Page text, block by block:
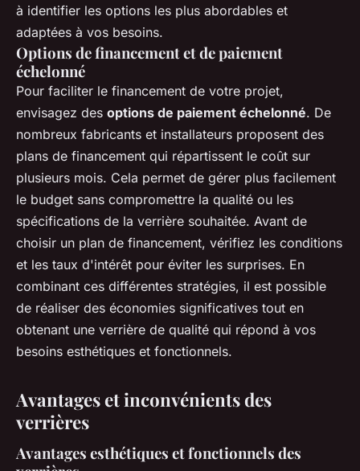
à identifier les options les plus abordables et
adaptées à vos besoins.
Options de financement et de paiement
échelonné
Pour faciliter le financement de votre projet,
envisagez des options de paiement échelonné. De
nombreux fabricants et installateurs proposent des
plans de financement qui répartissent le coût sur
plusieurs mois. Cela permet de gérer plus facilement
le budget sans compromettre la qualité ou les
spécifications de la verrière souhaitée. Avant de
choisir un plan de financement, vérifiez les conditions
et les taux d'intérêt pour éviter les surprises. En
combinant ces différentes stratégies, il est possible
de réaliser des économies significatives tout en
obtenant une verrière de qualité qui répond à vos
besoins esthétiques et fonctionnels.
Avantages et inconvénients des
verrières
Avantages esthétiques et fonctionnels des